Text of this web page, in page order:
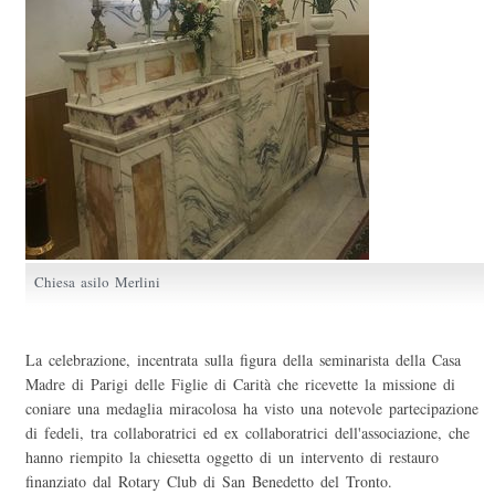
Chiesa asilo Merlini
La celebrazione, incentrata sulla figura della seminarista della Casa
Madre di Parigi delle Figlie di Carità che ricevette la missione di
coniare una medaglia miracolosa ha visto una notevole partecipazione
di fedeli, tra collaboratrici ed ex collaboratrici dell'associazione, che
hanno riempito la chiesetta oggetto di un intervento di restauro
finanziato dal Rotary Club di San Benedetto del Tronto.